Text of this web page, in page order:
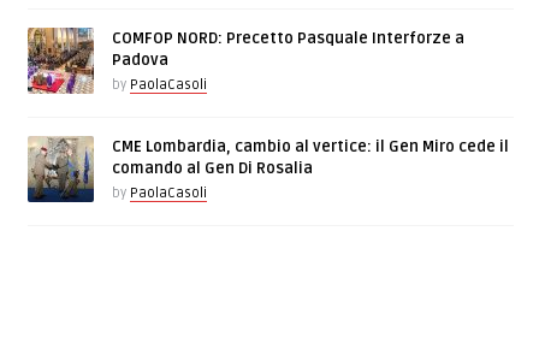
COMFOP NORD: Precetto Pasquale Interforze a
Padova
by PaolaCasoli
CME Lombardia, cambio al vertice: il Gen Miro cede il
comando al Gen Di Rosalia
by PaolaCasoli